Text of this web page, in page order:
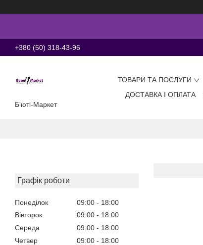
+380 (50) 318-43-96
Б'юті-Маркет
ТОВАРИ ТА ПОСЛУГИ
ДОСТАВКА І ОПЛАТА
Графік роботи
Понеділок 09:00
18:00
Вівторок
09:00
18:00
Середа
09:00
18:00
Четвер
09:00
18:00